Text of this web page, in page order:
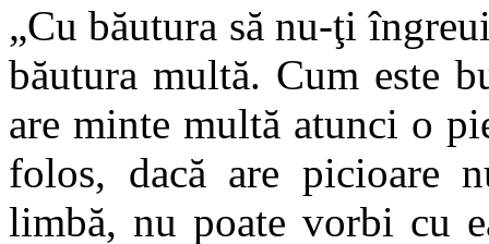
„Cu băutura să nu-ţi
băutura multă. Cum este
are minte multă atunci o
folos, dacă are picioare
limbă, nu poate vorbi cu